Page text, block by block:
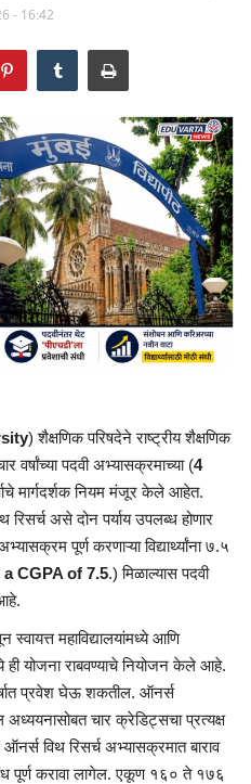
- 16:42
) शैक्षणिक परिषदेने राष्ट्रीय शैक्षणिक
वर्षांच्या पदवी अभ्यासक्रमाच्या (4
मार्गदर्शक नियम मंजूर केले आहेत.
रिसर्च असे दोन पर्याय उपलब्ध होणार
पूर्ण करणाऱ्या विद्यार्थ्यांना ७.५
CGPA of 7.5.) मिळाल्यास पदवी
स्वायत्त महाविद्यालयांमध्ये आणि
ही योजना राबवण्याचे नियोजन केले आहे.
वर्षात प्रवेश घेऊ शकतील. ऑनर्स
चार क्रेडिट्सचा प्रत्यक्ष
विथ रिसर्च अभ्यासक्रमात बाराव
पूर्ण करावा लागेल. एकूण १६० ते १७६